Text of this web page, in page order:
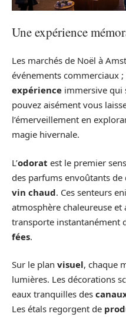
Une expérience
Les marchés de Noël à
événements commerciaux
expérience immersive qui
pouvez aisément vous
l’émerveillement en
magie hivernale.
L’odorat est le premier
des parfums envoûtants
vin chaud. Ces senteurs
atmosphère chaleureuse et
transporte instantanément
fées.
Sur le plan visuel, chaque
lumières. Les décorations
eaux tranquilles des
Les étals regorgent de